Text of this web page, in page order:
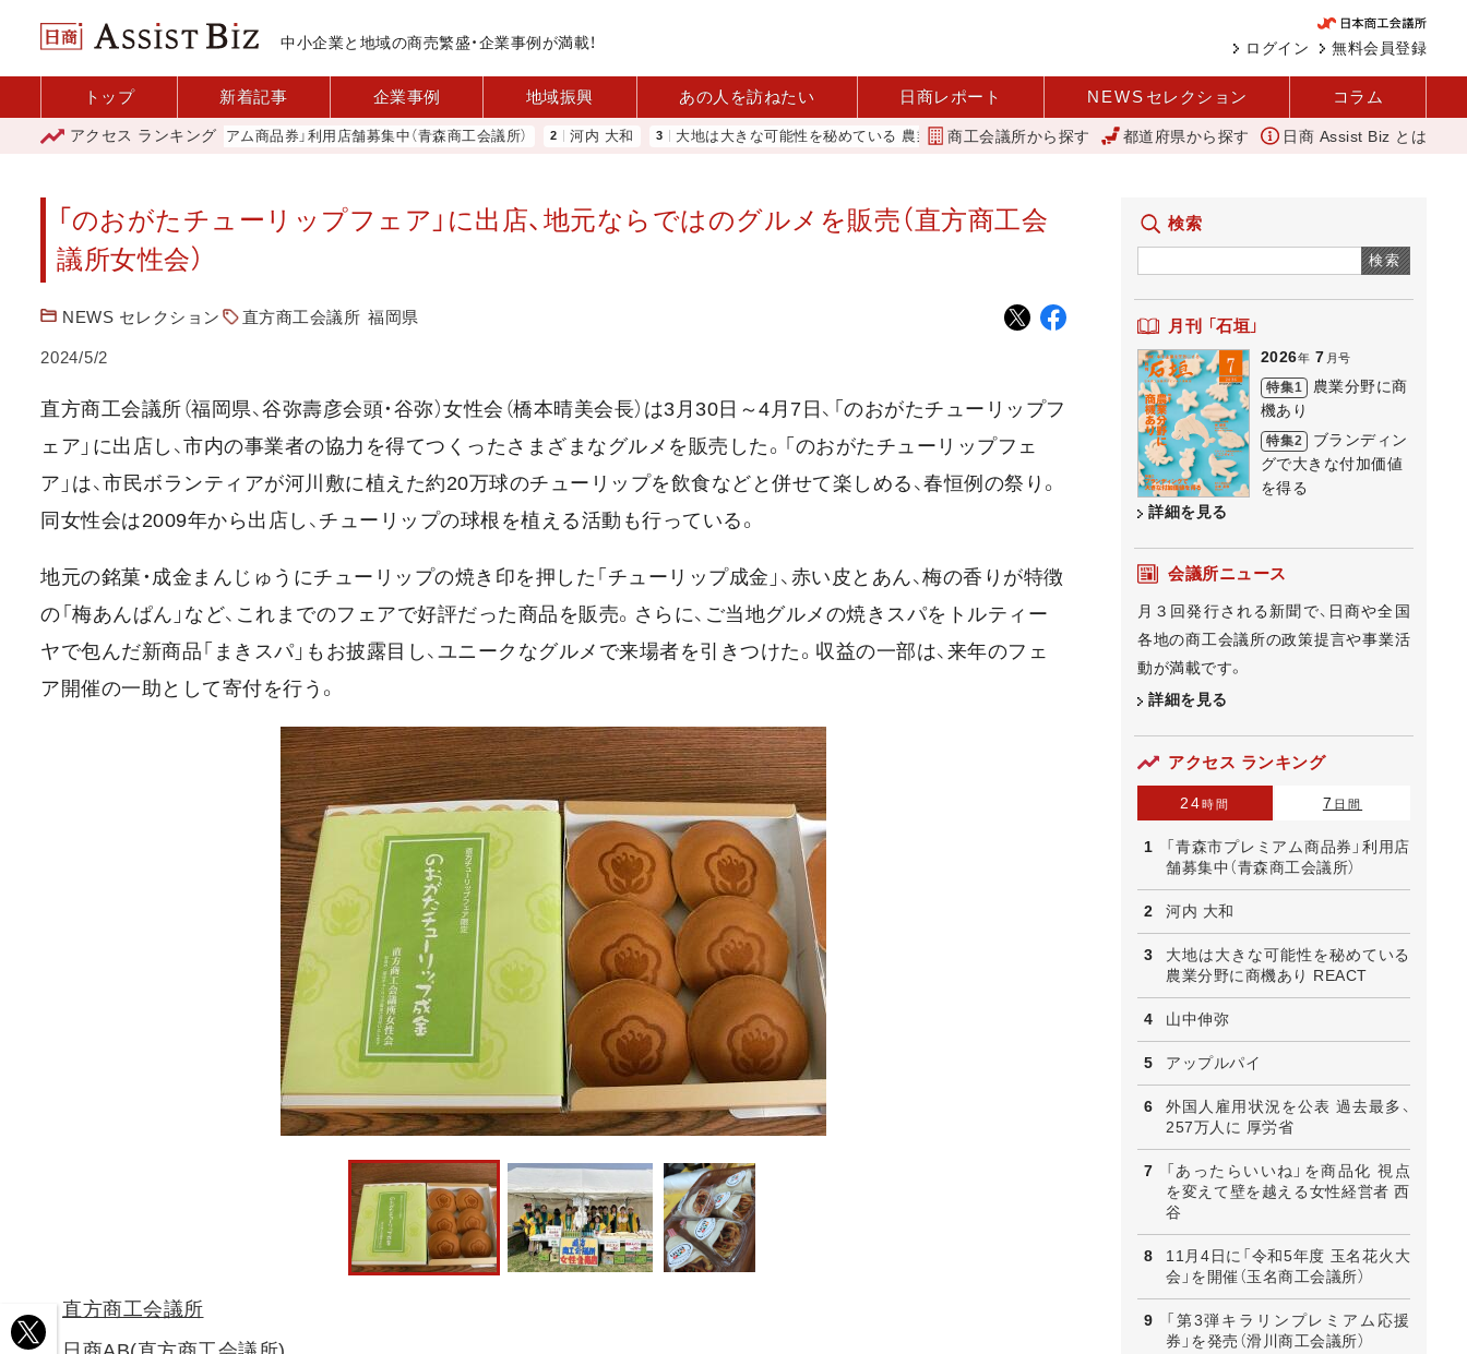
中小企業と地域の商売繁盛・企業事例が満載！ 無料会員登録
ログイン
トップ 新着記事 企業事例 地域振興 あの人を訪ねたい 日商レポート NEWS セレクション コラム
アクセス ランキング
「青森市プレミアム商品券」利用店舗募集中（青森商工会議所） 河内 大和 大地は大きな可能性を秘めている 農業分野に商機あり REACT 山中伸弥 アップルパイ 外国人雇用状況を公
商工会議所から探す 都道府県から探す 日商 Assist Biz とは
「のおがたチューリップフェア」に出店、地元ならではのグルメを販売（直方商工会
議所女性会）
NEWS セレクション 直方商工会議所 福岡県
2024/5/2
直方商工会議所（福岡県、谷弥壽彦会頭・谷弥）女性会（橋本晴美会長）は3月30日～4月7日、「のおがたチューリップフ
ェア」に出店し、市内の事業者の協力を得てつくったさまざまなグルメを販売した。「のおがたチューリップフェ
ア」は、市民ボランティアが河川敷に植えた約20万球のチューリップを飲食などと併せて楽しめる、春恒例の祭り。
同女性会は2009年から出店し、チューリップの球根を植える活動も行っている。
地元の銘菓・成金まんじゅうにチューリップの焼き印を押した「チューリップ成金」、赤い皮とあん、梅の香りが特徴
の「梅あんぱん」など、これまでのフェアで好評だった商品を販売。さらに、ご当地グルメの焼きスパをトルティー
ヤで包んだ新商品「まきスパ」もお披露目し、ユニークなグルメで来場者を引きつけた。収益の一部は、来年のフェ
ア開催の一助として寄付を行う。
直方商工会議所
検索
検索
月刊 「石垣」
2026年 7 月号
特集1
農業分野に商
機あり
特集2
ブランディン
グで大きな付加価値
を得る
詳細を見る
会議所ニュース
月３回発行される新聞で、日商や全国
各地の商工会議所の政策提言や事業活
動が満載です。
詳細を見る
アクセス ランキング
24時間 7 日間
「青森市プレミアム商品券」利用店
舗募集中（青森商工会議所）
河内 大和
大地は大きな可能性を秘めている
農業分野に商機あり REACT
山中伸弥
アップルパイ
外国人雇用状況を公表 過去最多、
257万人に 厚労省
「あったらいいね」を商品化 視点
を変えて壁を越える女性経営者 西
谷
11月4日に「令和5年度 玉名花火大
会」を開催（玉名商工会議所）
「第3弾キラリンプレミアム応援
券」を発売（滑川商工会議所）